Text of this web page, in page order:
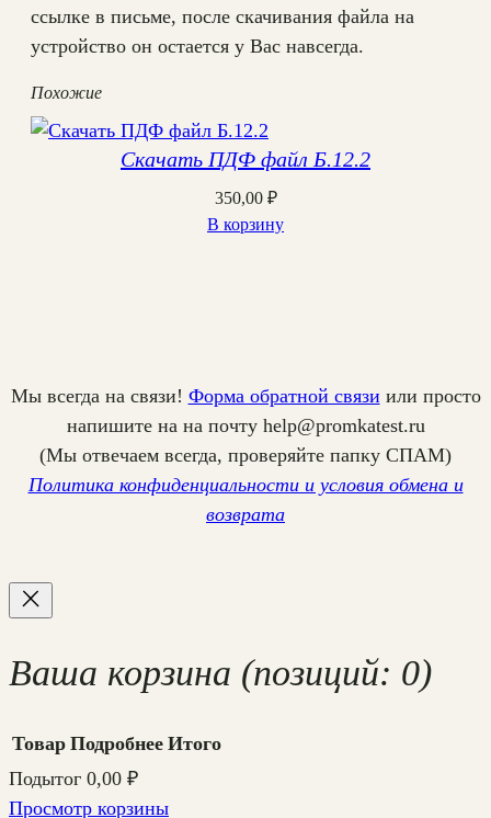
ссылке в письме, после скачивания файла на
устройство он остается у Вас навсегда.
Похожие
Скачать ПДФ файл Б.12.2
350,00 ₽
В корзину
Мы всегда на связи! Форма обратной связи или просто
напишите на на почту help@promkatest.ru
(Мы отвечаем всегда, проверяйте папку СПАМ)
Политика конфиденциальности и условия обмена и
возврата
Ваша корзина (позиций: 0)
Товар Подробнее Итого
Подытог 0,00 ₽
Просмотр корзины